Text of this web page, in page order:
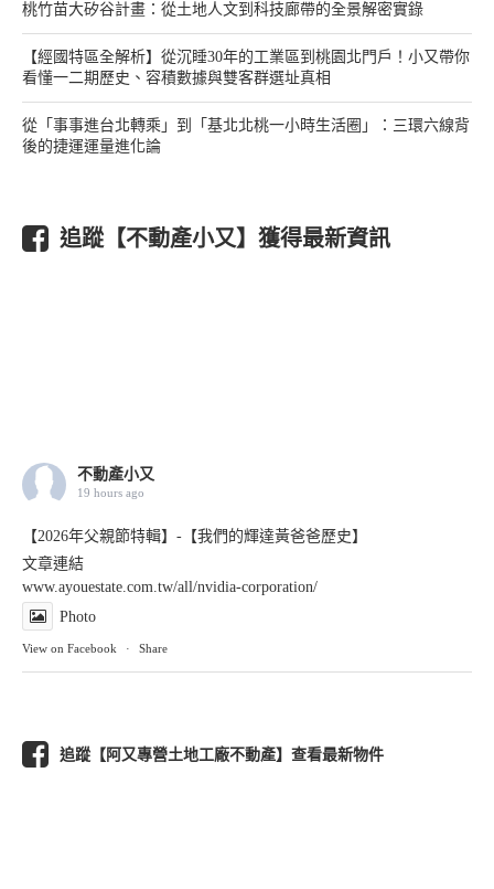
桃竹苗大矽谷計畫：從土地人文到科技廊帶的全景解密實錄
【經國特區全解析】從沉睡30年的工業區到桃園北門戶！小又帶你
看懂一二期歷史、容積數據與雙客群選址真相
從「事事進台北轉乘」到「基北北桃一小時生活圈」：三環六線背
後的捷運運量進化論
追蹤【不動產小又】獲得最新資訊
不動產小又
19 hours ago
【2026年父親節特輯】-【我們的輝達黃爸爸歷史】
文章連結
www.ayouestate.com.tw/all/nvidia-corporation/
Photo
View on Facebook · Share
追蹤【阿又專營土地工廠不動產】查看最新物件